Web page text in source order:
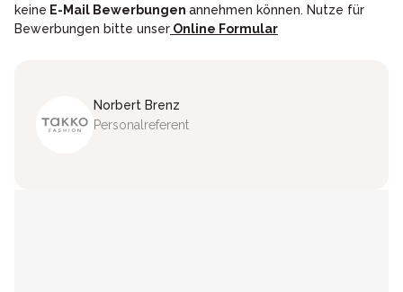
keine E-Mail Bewerbungen annehmen können. Nutze für
Bewerbungen bitte unser Online Formular
Norbert Brenz
Personalreferent